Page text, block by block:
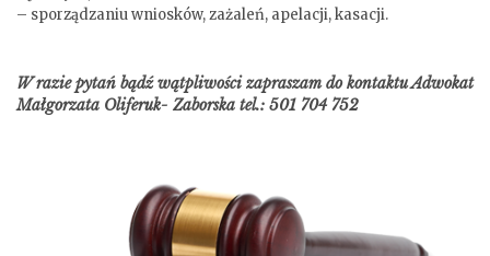
– sporządzaniu wniosków, zażaleń, apelacji, kasacji.
W razie pytań bądź wątpliwości zapraszam do kontaktu Adwokat
Małgorzata Oliferuk- Zaborska tel.: 501 704 752